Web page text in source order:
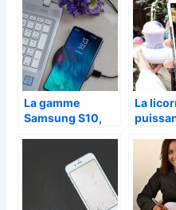
La gamme
Samsung S10,
croquée
La